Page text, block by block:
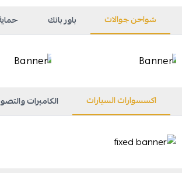
شواحن جوالات باور بانك
اكسسوارات السيارات الكاميرات